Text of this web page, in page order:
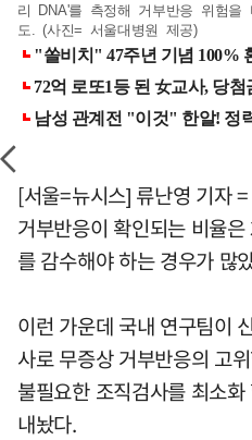
리 DNA'를 측정해 거부반응 위험을
도. (사진= 서울대병원 제공)
[서울=뉴시스] 류난영 기자
거부반응이 확인되는 비율
를 감수해야 하는 경우가 많
이런 가운데 국내 연구팀이
사로 무증상 거부반응의 고
불필요한 조직검사를 최소
내놨다.